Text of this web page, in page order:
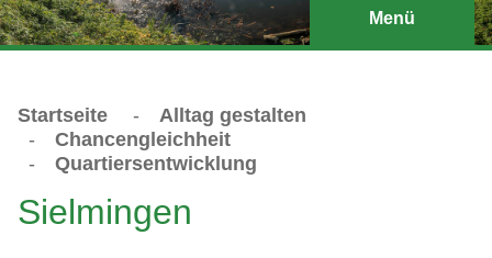
Menü
Startseite -
Alltag gestalten
-
Chancengleichheit
-
Quartiersentwicklung
Sielmingen